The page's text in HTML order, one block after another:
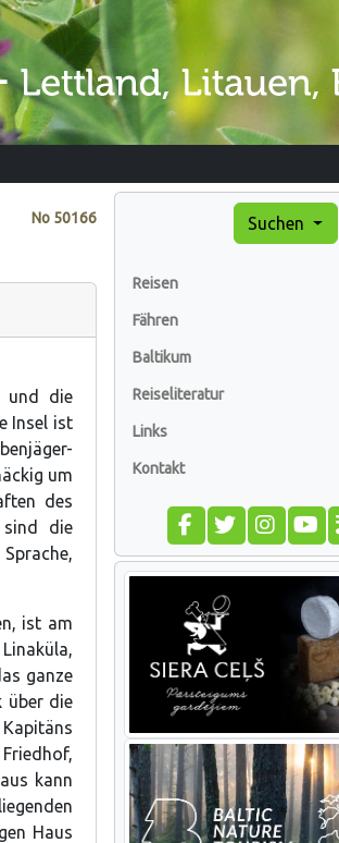
No 50166
und die
Insel ist
um
des
sind die
ist am
ganze
über die
kann
Haus
Suchen
Reisen
Fähren
Baltikum
Reiseliteratur
Links
Kontakt